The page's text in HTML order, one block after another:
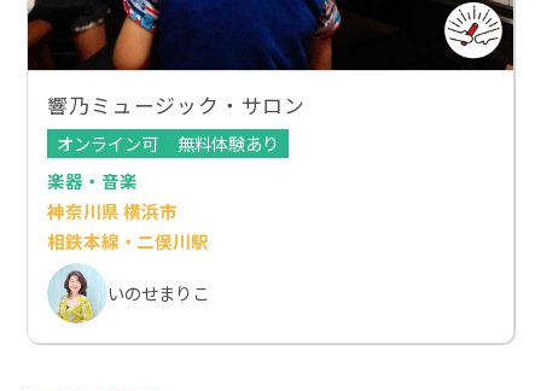
響乃ミュージック・サロン
オンライン可
無料体験あり
楽器・音楽
神奈川県 横浜市
相鉄本線・二俣川駅
いのせまりこ